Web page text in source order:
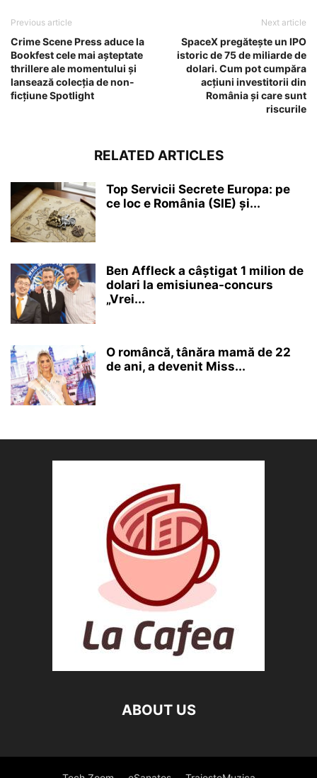
Previous article
Crime Scene Press aduce la
Bookfest cele mai așteptate
thrillere ale momentului și
lansează colecția de non-
ficțiune Spotlight
Next article
SpaceX pregătește un IPO
istoric de 75 de miliarde de
dolari. Cum pot cumpăra
acțiuni investitorii din
România și care sunt
riscurile
RELATED ARTICLES
Top Servicii Secrete Europa: pe
ce loc e România (SIE) și...
Ben Affleck a câștigat 1 milion de
dolari la emisiunea-concurs
„Vrei...
O româncă, tânăra mamă de 22
de ani, a devenit Miss...
ABOUT US